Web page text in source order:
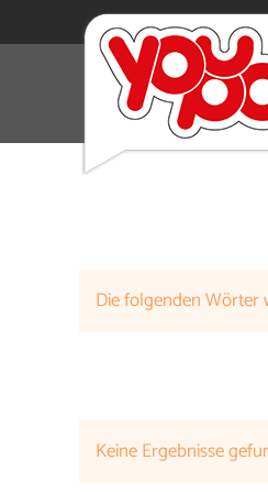
Die folgenden Wörter
Keine Ergebnisse